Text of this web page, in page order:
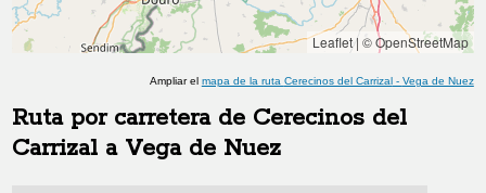
Leaflet|© OpenStreetMap
Ampliar el mapa de la ruta Cerecinos del Carrizal- Vega de Nuez
Ruta por carretera de Cerecinos del
Carrizal a Vega de Nuez